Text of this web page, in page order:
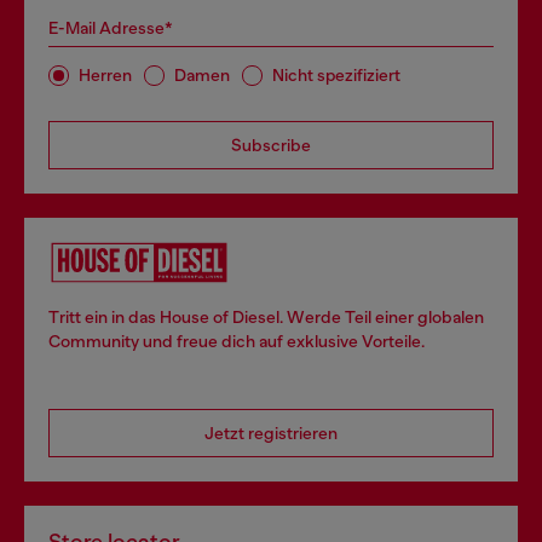
E-Mail Adresse*
Herren Damen Nicht spezifiziert
Subscribe
Tritt ein in das House of Diesel. Werde Teil einer globalen
Community und freue dich auf exklusive Vorteile.
Jetzt registrieren